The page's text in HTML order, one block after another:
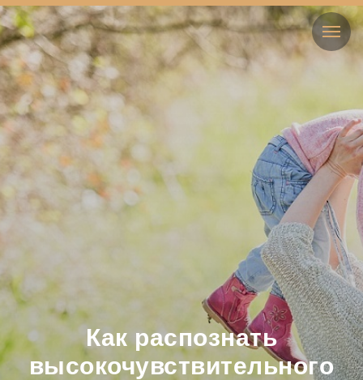
Как распознать
высокочувствительного